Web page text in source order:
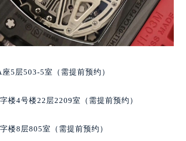
区大学西街70号华润万象城写字楼（鄂尔多斯大厦
路16号兰州中心写字楼21层2102室（需提前预约）
号英利国际金融中心写字楼20层01室（需提前预约
大街理查德米勒售后服务中心（需提前预约）
查德米勒售后服务中心（需提前预约）
理查德米勒售后服务中心（需提前预约）
理查德米勒售后服务中心（需提前预约）
5层503-5室（需提前预约）
楼4号楼22层2209室（需提前预约）
楼8层805室（需提前预约）